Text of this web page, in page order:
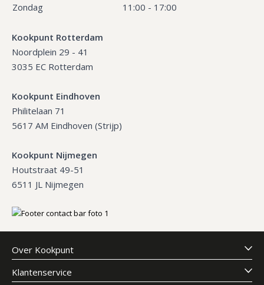
Zondag
11:00 - 17:00
Kookpunt Rotterdam
Noordplein 29 - 41
3035 EC Rotterdam
Kookpunt Eindhoven
Philitelaan 71
5617 AM Eindhoven (Strijp)
Kookpunt Nijmegen
Houtstraat 49-51
6511 JL Nijmegen
Over Kookpunt
Klantenservice